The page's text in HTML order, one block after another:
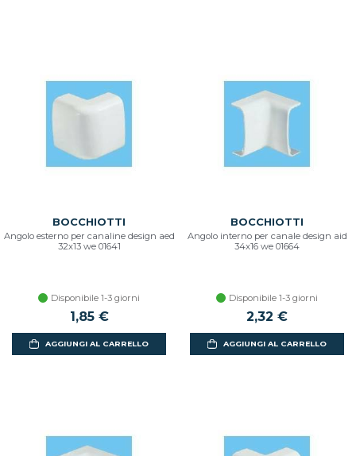
BOCCHIOTTI
Angolo esterno per canaline design aed
32x13 we 01641
Disponibile 1-3 giorni
1,85 €
AGGIUNGI AL CARRELLO
BOCCHIOTTI
Angolo interno per canale design aid
34x16 we 01664
Disponibile 1-3 giorni
2,32 €
AGGIUNGI AL CARRELLO